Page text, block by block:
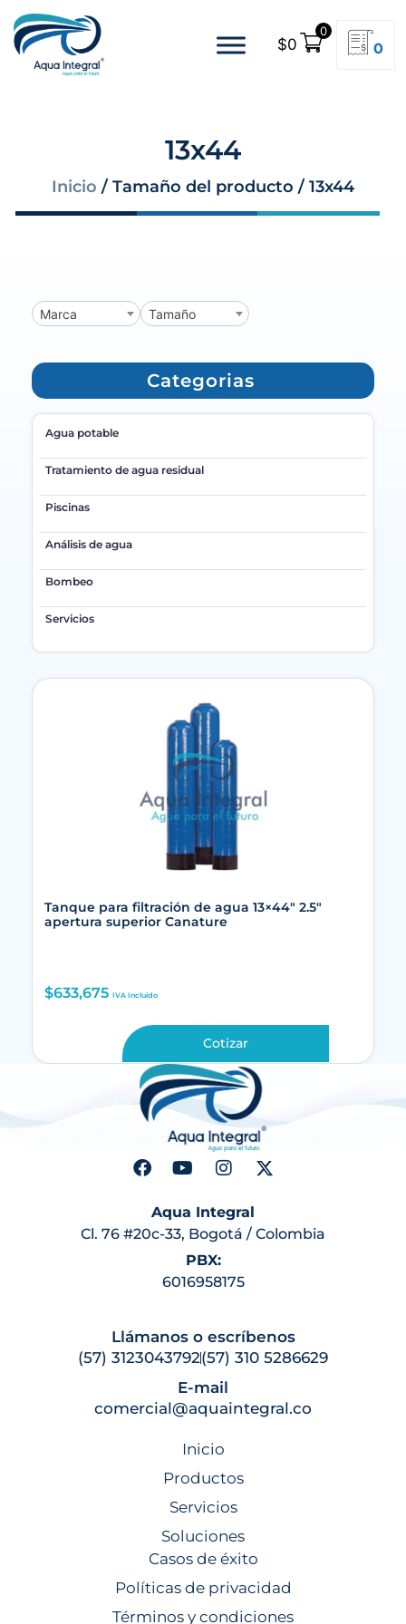
$0
0
0
13x44
Inicio / Tamaño del producto / 13x44
Marca Tamaño
Categorias
Agua potable
Tratamiento de agua residual
Piscinas
Análisis de agua
Bombeo
Servicios
Tanque para filtración de agua 13×44″ 2.5″
apertura superior Canature
$633,675 IVA Incluido
Cotizar
Aqua Integral
Cl. 76 #20c-33, Bogotá / Colombia
PBX:
6016958175
Llámanos o escríbenos
(57) 3123043792(57) 310 5286629
E-mail
comercial@aquaintegral.co
Inicio
Productos
Servicios
Soluciones
Casos de éxito
Políticas de privacidad
Términos y condiciones